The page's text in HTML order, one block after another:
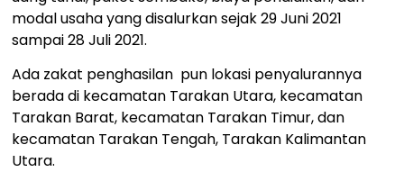
modal usaha yang disalurkan sejak 29 Juni 2021
sampai 28 Juli 2021.
Ada zakat penghasilan pun lokasi penyalurannya
berada di kecamatan Tarakan Utara, kecamatan
Tarakan Barat, kecamatan Tarakan Timur, dan
kecamatan Tarakan Tengah, Tarakan Kalimantan
Utara.